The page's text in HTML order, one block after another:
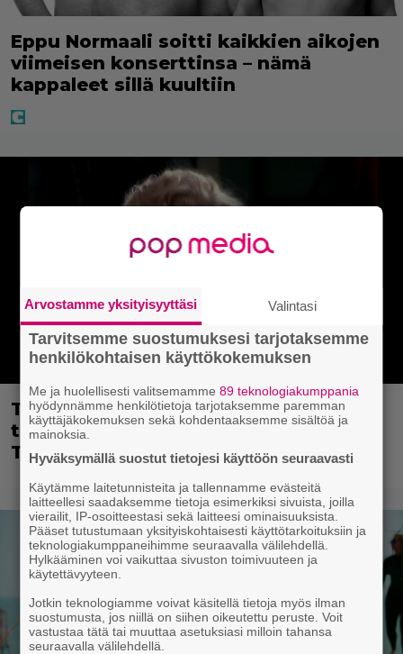
Eppu Normaali soitti kaikkien aikojen
viimeisen konserttinsa – nämä
kappaleet sillä kuultiin
Tietovisa, osa 2: Tiedätkö Hollywood-
tähtien yllättävät syntymänimet?
Testaa!
Arvostamme yksityisyyttäsi Valintasi
Tarvitsemme suostumuksesi tarjotaksemme
henkilökohtaisen käyttökokemuksen
Me ja huolellisesti valitsemamme89 teknologiakumppania
hyödynnämme henkilötietoja tarjotaksemme paremman
käyttäjäkokemuksen sekä kohdentaaksemme sisältöä ja
mainoksia.
Hyväksymällä suostut tietojesi käyttöön seuraavasti
Käytämme laitetunnisteita ja tallennamme evästeitä
laitteellesi saadaksemme tietoja esimerkiksi sivuista, joilla
vierailit, IP-osoitteestasi sekä laitteesi ominaisuuksista.
Pääset tutustumaan yksityiskohtaisesti käyttötarkoituksiin ja
teknologiakumppaneihimme seuraavalla välilehdellä.
Hylkääminen voi vaikuttaa sivuston toimivuuteen ja
käytettävyyteen.
Jotkin teknologiamme voivat käsitellä tietoja myös ilman
suostumusta, jos niillä on siihen oikeutettu peruste. Voit
vastustaa tätä tai muuttaa asetuksiasi milloin tahansa
seuraavalla välilehdellä.